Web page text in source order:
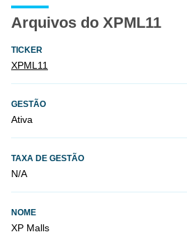
Arquivos do XPML11
TICKER
XPML11
GESTÃO
Ativa
TAXA DE GESTÃO
N/A
NOME
XP Malls